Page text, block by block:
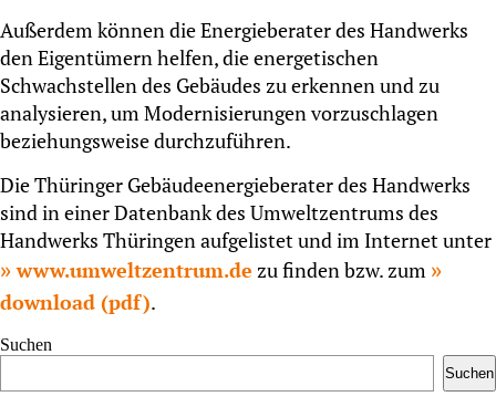
Außerdem können die Energieberater des Handwerks
den Eigentümern helfen, die energetischen
Schwachstellen des Gebäudes zu erkennen und zu
analysieren, um Modernisierungen vorzuschlagen
beziehungsweise durchzuführen.
Die Thüringer Gebäudeenergieberater des Handwerks
sind in einer Datenbank des Umweltzentrums des
Handwerks Thüringen aufgelistet und im Internet unter
www.umweltzentrum.de zu finden bzw. zum
download (pdf).
Suchen
Suchen